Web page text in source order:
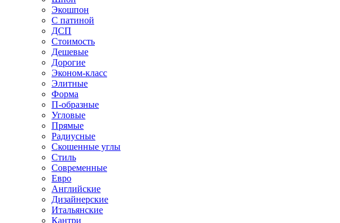
Экошпон
С патиной
ДСП
Стоимость
Дешевые
Дорогие
Эконом-класс
Элитные
Форма
П-образные
Угловые
Прямые
Радиусные
Скошенные углы
Стиль
Современные
Евро
Английские
Дизайнерские
Итальянские
Кантри